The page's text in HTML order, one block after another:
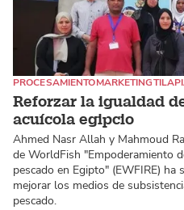
Reforzar la igualdad
acuícola egipcio
PROCESAMIENTOMARKETING
Ahmed Nasr Allah y Mahmoud
de WorldFish "Empoderamiento
pescado en Egipto" (EWFIRE)
mejorar los medios de
pescado.